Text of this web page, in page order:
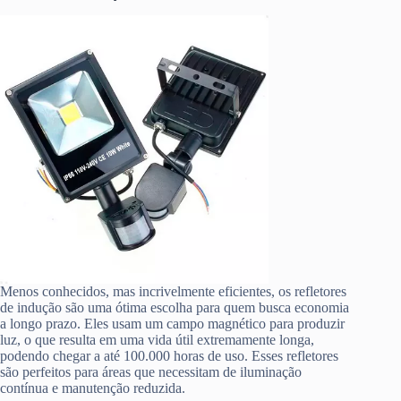
Menos conhecidos, mas incrivelmente eficientes, os refletores
de indução são uma ótima escolha para quem busca economia
a longo prazo. Eles usam um campo magnético para produzir
luz, o que resulta em uma vida útil extremamente longa,
podendo chegar a até 100.000 horas de uso. Esses refletores
são perfeitos para áreas que necessitam de iluminação
contínua e manutenção reduzida.